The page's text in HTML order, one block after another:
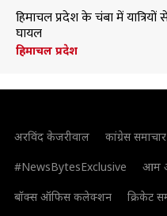
हिमाचल प्रदेश के चंबा में
घायल
हिमाचल प्रदेश
अरविंद केजरीवाल कांग्रेस समाचार
#NewsBytesExclusive
आम
बॉक्स ऑफिस कलेक्शन
क्रिकेट